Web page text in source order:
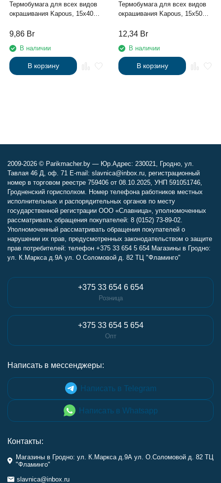
Термобумага для всех видов
окрашивания Kapous, 15х40
9,86 Br
В наличии
В корзину
Термобумага для всех видов
окрашивания Kapous, 15х50
12,34 Br
В наличии
В корзину
2009-2026 © Parikmacher.by — Юр.Адрес: 230021, Гродно, ул.
Тавлая 46 Д, оф. 71 E-mail: slavnica@inbox.ru, регистрационный
номер в торговом реестре 759406 от 08.10.2025, УНП 591051746,
Гродненский горисполком. Номер телефона работников местных
исполнительных и распорядительных органов по месту
государственной регистрации ООО «Славница», уполномоченных
рассматривать обращения покупателей: 8 (0152) 73-89-02.
Уполномоченный рассматривать обращения покупателей о
нарушении их прав, предусмотренных законодательством о защите
прав потребителей: телефон +375 33 654 5 654 Магазины в Гродно:
ул. К.Маркса д.9А ул. О.Соломовой д. 82 ТЦ "Фламинго"
+375 33 654 6 654
Розница
+375 33 654 5 654
Опт
Написать в мессенджеры:
Написать в Telegram
Написать в Whatsapp
Контакты:
Магазины в Гродно: ул. К.Маркса д.9А ул. О.Соломовой д. 82 ТЦ
"Фламинго"
slavnica@inbox.ru